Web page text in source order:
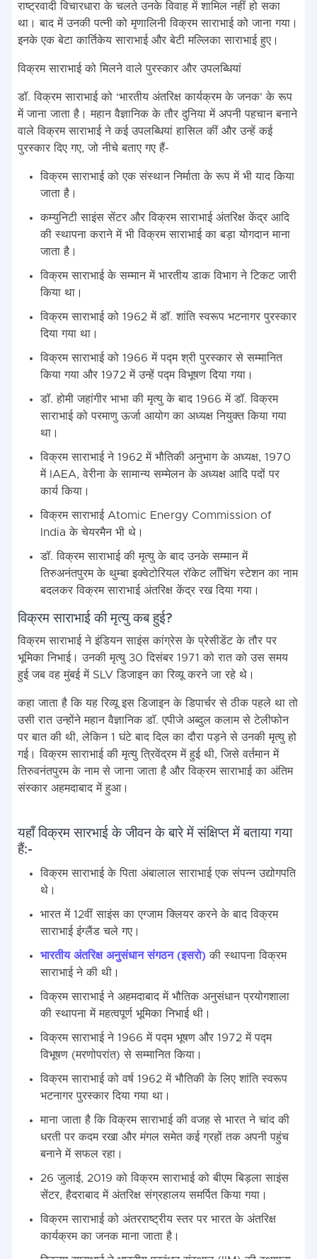
राष्ट्रवादी विचारधारा के चलते उनके विवाह में शामिल नहीं हो सका
था। बाद में उनकी पत्नी को मृणालिनी विक्रम साराभाई को जाना गया।
इनके एक बेटा कार्तिकेय साराभाई और बेटी मल्लिका साराभाई हुए।
विक्रम साराभाई को मिलने वाले पुरस्कार और उपलब्धियां
डॉ. विक्रम साराभाई को ‘भारतीय अंतरिक्ष कार्यक्रम के जनक’ के रूप
में जाना जाता है। महान वैज्ञानिक के तौर दुनिया में अपनी पहचान बनाने
वाले विक्रम साराभाई ने कई उपलब्धियां हासिल कीं और उन्हें कई
पुरस्कार दिए गए, जो नीचे बताए गए हैं-
विक्रम साराभाई को एक संस्थान निर्माता के रूप में भी याद किया
जाता है।
कम्युनिटी साइंस सेंटर और विक्रम साराभाई अंतरिक्ष केंद्र आदि
की स्थापना कराने में भी विक्रम साराभाई का बड़ा योगदान माना
जाता है।
विक्रम साराभाई के सम्मान में भारतीय डाक विभाग ने टिकट जारी
किया था।
विक्रम साराभाई को 1962 में डॉ. शांति स्वरूप भटनागर पुरस्कार
दिया गया था।
विक्रम साराभाई को 1966 में पद्म श्री पुरस्कार से सम्मानित
किया गया और 1972 में उन्हें पद्म विभूषण दिया गया।
डॉ. होमी जहांगीर भाभा की मृत्यु के बाद 1966 में डॉ. विक्रम
साराभाई को परमाणु ऊर्जा आयोग का अध्यक्ष नियुक्त किया गया
था।
विक्रम साराभाई ने 1962 में भौतिकी अनुभाग के अध्यक्ष, 1970
में IAEA, वेरीना के सामान्य सम्मेलन के अध्यक्ष आदि पदों पर
कार्य किया।
विक्रम साराभाई Atomic Energy Commission of
India के चेयरमैन भी थे।
डॉ. विक्रम साराभाई की मृत्यु के बाद उनके सम्मान में
तिरुअनंतपुरम के थुम्बा इक्वेटोरियल रॉकेट लाँचिंग स्टेशन का नाम
बदलकर विक्रम साराभाई अंतरिक्ष केंद्र रख दिया गया।
विक्रम साराभाई की मृत्यु कब हुई?
विक्रम साराभाई ने इंडियन साइंस कांग्रेस के प्रेसीडेंट के तौर पर
भूमिका निभाई। उनकी मृत्यु 30 दिसंबर 1971 को रात को उस समय
हुई जब वह मुंबई में SLV डिजाइन का रिव्यू करने जा रहे थे।
कहा जाता है कि यह रिव्यू इस डिजाइन के डिपार्चर से ठीक पहले था तो
उसी रात उन्होंने महान वैज्ञानिक डाॅ. एपीजे अब्दुल कलाम से टेलीफोन
पर बात की थी, लेकिन 1 घंटे बाद दिल का दौरा पड़ने से उनकी मृत्यु हो
गई। विक्रम साराभाई की मृत्यु त्रिवेंद्रम में हुई थी, जिसे वर्तमान में
तिरुवनंतपुरम के नाम से जाना जाता है और विक्रम साराभाई का अंतिम
संस्कार अहमदाबाद में हुआ।
यहाँ विक्रम सारभाई के जीवन के बारे में संक्षिप्त में बताया गया
हैं:-
विक्रम साराभाई के पिता अंबालाल साराभाई एक संपन्न उद्योगपति
थे।
भारत में 12वीं साइंस का एग्जाम क्लियर करने के बाद विक्रम
साराभाई इंंग्‍लैंड चले गए।
भारतीय अंतरिक्ष अनुसंधान संगठन (इसरो) की स्थापना विक्रम
साराभाई ने की थी।
विक्रम साराभाई ने अहमदाबाद में भौतिक अनुसंधान प्रयोगशाला
की स्थापना में महत्वपूर्ण भूमिका निभाई थी।
विक्रम साराभाई ने 1966 में पद्म भूषण और 1972 में पद्म
विभूषण (मरणोपरांत) से सम्मानित किया।
विक्रम साराभाई को वर्ष 1962 में भौतिकी के लिए शांति स्वरूप
भटनागर पुरस्कार दिया गया था।
माना जाता है कि विक्रम साराभाई की वजह से भारत ने चांद की
धरती पर कदम रखा और मंगल समेत कई ग्रहों तक अपनी पहुंच
बनाने में सफल रहा।
26 जुलाई, 2019 को विक्रम साराभाई को बीएम बिड़ला साइंस
सेंटर, हैदराबाद में अंतरिक्ष संग्रहालय समर्पित किया गया।
विक्रम साराभाई को अंतरराष्ट्रीय स्तर पर भारत के अंतरिक्ष
कार्यक्रम का जनक माना जाता है।